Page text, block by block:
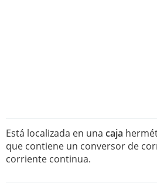
Está localizada en una caja
que contiene un conversor de
corriente continua.